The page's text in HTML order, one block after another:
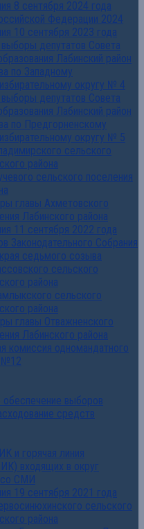
8 сентября 2024 года
Федерации 2024
10 сентября 2023 года
депутатов Совета
Лабинский район
по Западному
округу № 4
депутатов Совета
Лабинский район
по Предгорненскому
округу № 5
сельского
района
сельского поселения
главы Ахметовского
Лабинского района
11 сентября 2022 года
Законодательного Собрания
седьмого созыва
сельского
района
сельского
района
главы Отважненского
Лабинского района
комиссия одномандатного
№12
выборов
средств
и горячая линия
входящих в округ
со СМИ
19 сентября 2021 года
сельского
района